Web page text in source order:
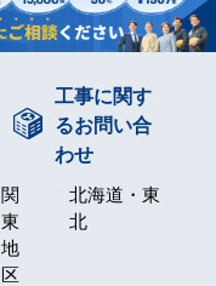
工事に関す
るお問い合
わせ
関
東
地
区
北海道・東
北